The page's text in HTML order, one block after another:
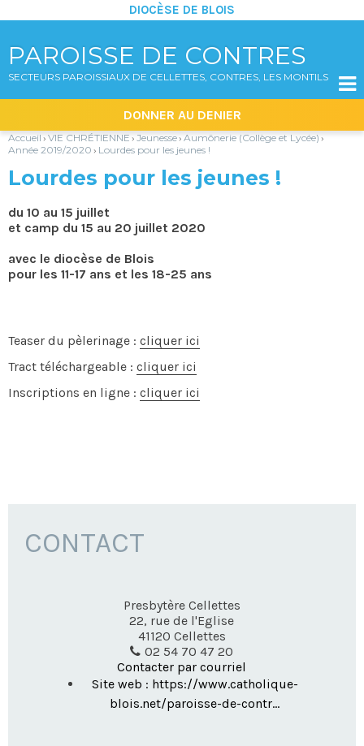
PAROISSE DE CONTRES
SECTEURS PAROISSIAUX DE CELLETTES, CONTRES, LES MONTILS
DIOCÈSE DE BLOIS
|
Aller
navigation
DONNER AU DENIER

Accueil › VIE CHRÉTIENNE › Jeunesse› Aumônerie (Collège et Lycée) ›
Année 2019/2020 › Lourdes pour les jeunes !
Lourdes pour les jeunes !
du 10 au 15 juillet
et camp du 15 au 20 juillet 2020
avec le diocèse de Blois
pour les 11-17 ans et les 18-25 ans
Teaser du pèlerinage : cliquer ici
Tract téléchargeable : cliquer ici
Inscriptions en ligne : cliquer ici
CONTACT
Presbytère Cellettes
22, rue de l'Eglise
41120 Cellettes
02 54 70 47 20
Contacter par courriel
Site web : https://www.catholique-
blois.net/paroisse-de-contr...